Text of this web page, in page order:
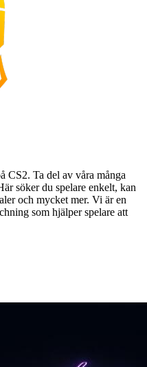
CS2. Ta del av våra många
söker du spelare enkelt, kan
och mycket mer. Vi är en
som hjälper spelare att